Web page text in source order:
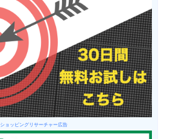
ショッピングリサーチャー広告